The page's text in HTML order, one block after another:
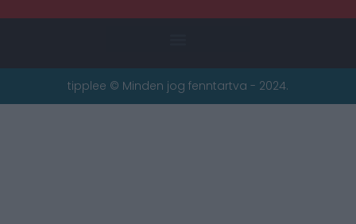
tipplee © Minden jog fenntartva - 2024.